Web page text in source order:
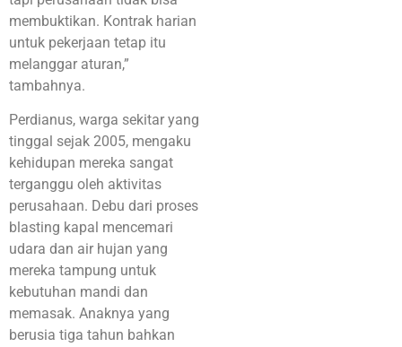
membuktikan. Kontrak harian
untuk pekerjaan tetap itu
melanggar aturan,”
tambahnya.
Perdianus, warga sekitar yang
tinggal sejak 2005, mengaku
kehidupan mereka sangat
terganggu oleh aktivitas
perusahaan. Debu dari proses
blasting kapal mencemari
udara dan air hujan yang
mereka tampung untuk
kebutuhan mandi dan
memasak. Anaknya yang
berusia tiga tahun bahkan